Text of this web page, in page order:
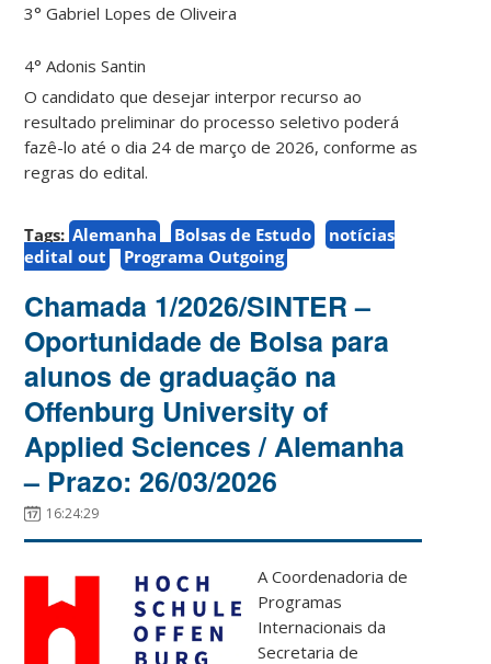
3° Gabriel Lopes de Oliveira
4° Adonis Santin
O candidato que desejar interpor recurso ao
resultado preliminar do processo seletivo poderá
fazê-lo até o dia 24 de março de 2026, conforme as
regras do edital.
Tags: Alemanha Bolsas de Estudo
notícias
edital out
Programa Outgoing
Chamada 1/2026/SINTER –
Oportunidade de Bolsa para
alunos de graduação na
Offenburg University of
Applied Sciences / Alemanha
– Prazo: 26/03/2026
16:24:29
A Coordenadoria de
Programas
Internacionais da
Secretaria de